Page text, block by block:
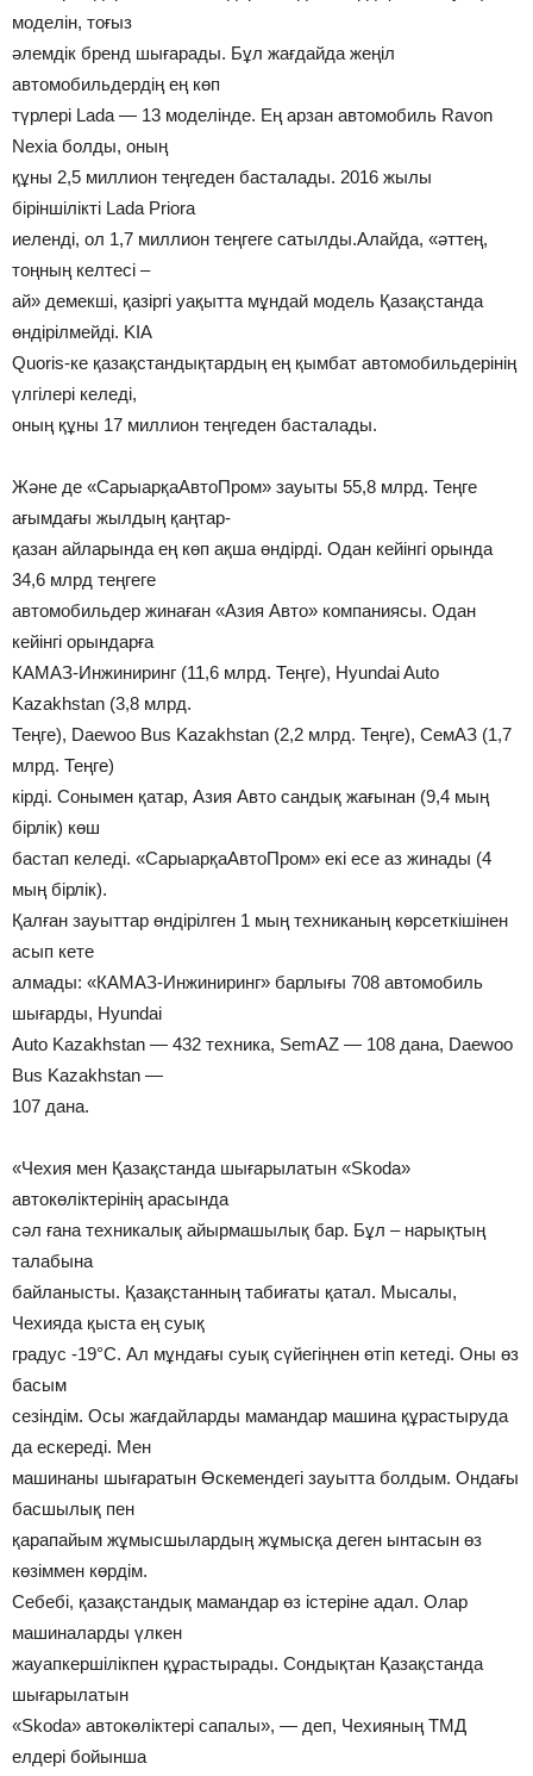
моделін, тоғыз
әлемдік бренд шығарады. Бұл жағдайда жеңіл
автомобильдердің ең көп
түрлері Lada — 13 моделінде. Ең арзан автомобиль Ravon
Nexia болды, оның
құны 2,5 миллион теңгеден басталады. 2016 жылы
біріншілікті Lada Priora
иеленді, ол 1,7 миллион теңгеге сатылды.Алайда, «әттең,
тоңның келтесі –
ай» демекші, қазіргі уақытта мұндай модель Қазақстанда
өндірілмейді. KIA
Quoris-ке қазақстандықтардың ең қымбат автомобильдерінің
үлгілері келеді,
оның құны 17 миллион теңгеден басталады.
Және де «СарыарқаАвтоПром» зауыты 55,8 млрд. Теңге
ағымдағы жылдың қаңтар-
қазан айларында ең көп ақша өндірді. Одан кейінгі орында
34,6 млрд теңгеге
автомобильдер жинаған «Азия Авто» компаниясы. Одан
кейінгі орындарға
КАМАЗ-Инжиниринг (11,6 млрд. Теңге), Hyundai Auto
Kazakhstan (3,8 млрд.
Теңге), Daewoo Bus Kazakhstan (2,2 млрд. Теңге), СемАЗ (1,7
млрд. Теңге)
кірді. Сонымен қатар, Азия Авто сандық жағынан (9,4 мың
бірлік) көш
бастап келеді. «СарыарқаАвтоПром» екі есе аз жинады (4
мың бірлік).
Қалған зауыттар өндірілген 1 мың техниканың көрсеткішінен
асып кете
алмады: «КАМАЗ-Инжиниринг» барлығы 708 автомобиль
шығарды, Hyundai
Auto Kazakhstan — 432 техника, SemAZ — 108 дана, Daewoo
Bus Kazakhstan —
107 дана.
«Чехия мен Қазақстанда шығарылатын «Skoda»
автокөліктерінің арасында
сәл ғана техникалық айырмашылық бар. Бұл – нарықтың
талабына
байланысты. Қазақстанның табиғаты қатал. Мысалы,
Чехияда қыста ең суық
градус -19°С. Ал мұндағы суық сүйегіңнен өтіп кетеді. Оны өз
басым
сезіндім. Осы жағдайларды мамандар машина құрастыруда
да ескереді. Мен
машинаны шығаратын Өскемендегі зауытта болдым. Ондағы
басшылық пен
қарапайым жұмысшылардың жұмысқа деген ынтасын өз
көзіммен көрдім.
Себебі, қазақстандық мамандар өз істеріне адал. Олар
машиналарды үлкен
жауапкершілікпен құрастырады. Сондықтан Қазақстанда
шығарылатын
«Skoda» автокөліктері сапалы», — деп, Чехияның ТМД
елдері бойынша